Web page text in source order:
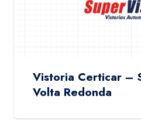
Vistoria Certicar –
Volta Redonda